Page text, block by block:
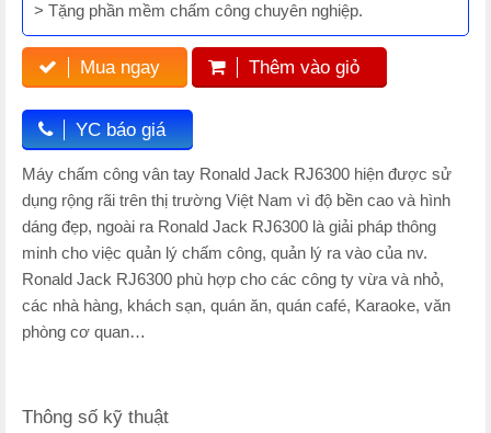
> Tặng phần mềm chấm công chuyên nghiệp.
Mua ngay Thêm vào giỏ
YC báo giá
Máy chấm công vân tay Ronald Jack RJ6300 hiện được sử
dụng rộng rãi trên thị trường Việt Nam vì độ bền cao và hình
dáng đẹp, ngoài ra Ronald Jack RJ6300 là giải pháp thông
minh cho việc quản lý chấm công, quản lý ra vào của nv.
Ronald Jack RJ6300 phù hợp cho các công ty vừa và nhỏ,
các nhà hàng, khách sạn, quán ăn, quán café, Karaoke, văn
phòng cơ quan…
Thông số kỹ thuật